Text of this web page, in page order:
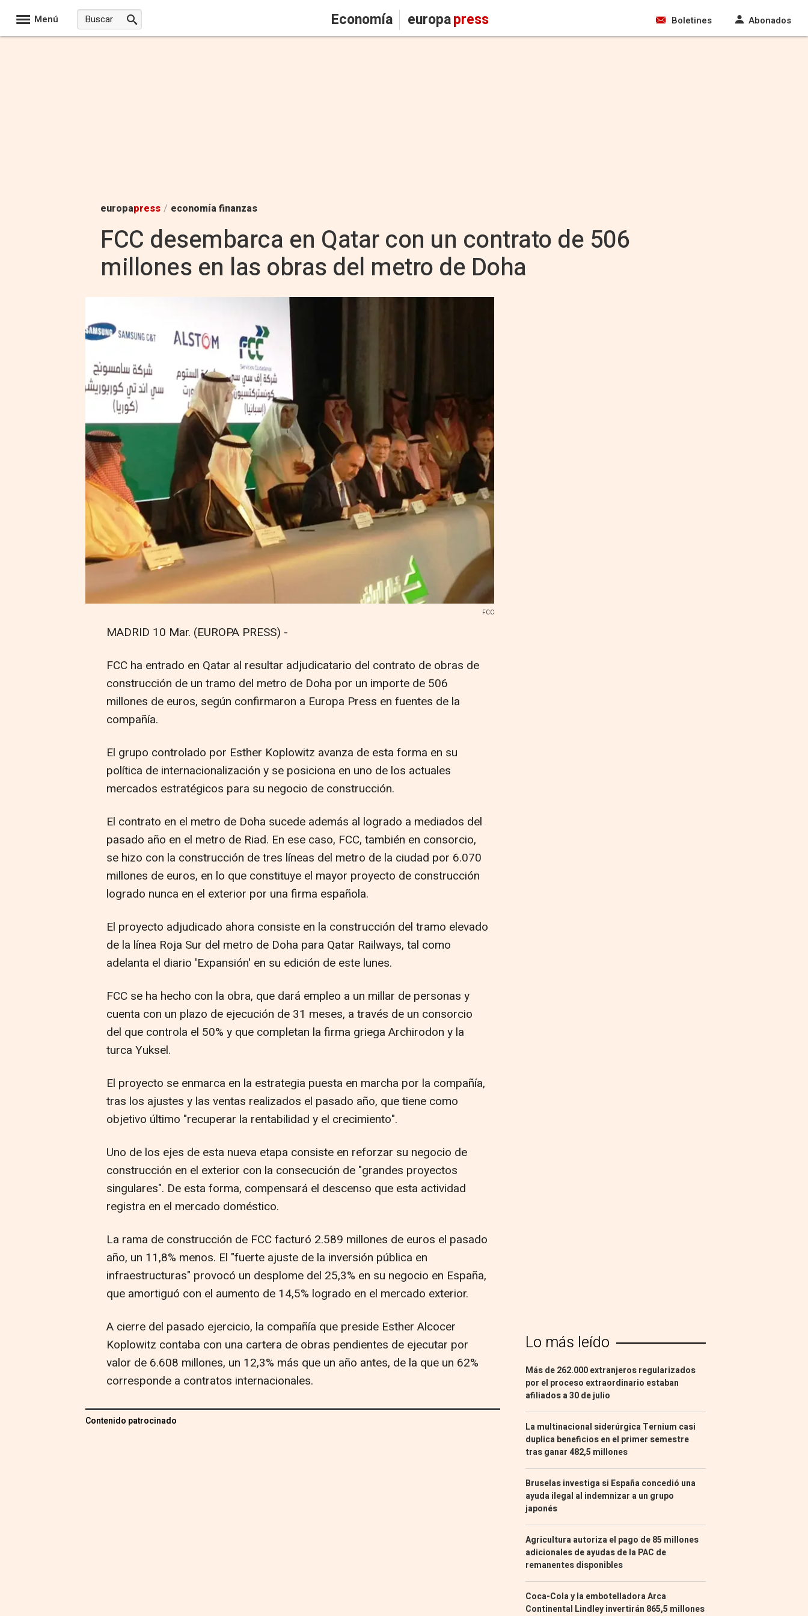
Menú Economía europapress Boletines Abonados
europapress / economía finanzas
FCC desembarca en Qatar con un contrato de 506
millones en las obras del metro de Doha
FCC
MADRID 10 Mar. (EUROPA PRESS) -
FCC ha entrado en Qatar al resultar adjudicatario del contrato de obras de
construcción de un tramo del metro de Doha por un importe de 506
millones de euros, según confirmaron a Europa Press en fuentes de la
compañía.
El grupo controlado por Esther Koplowitz avanza de esta forma en su
política de internacionalización y se posiciona en uno de los actuales
mercados estratégicos para su negocio de construcción.
El contrato en el metro de Doha sucede además al logrado a mediados del
pasado año en el metro de Riad. En ese caso, FCC, también en consorcio,
se hizo con la construcción de tres líneas del metro de la ciudad por 6.070
millones de euros, en lo que constituye el mayor proyecto de construcción
logrado nunca en el exterior por una firma española.
El proyecto adjudicado ahora consiste en la construcción del tramo elevado
de la línea Roja Sur del metro de Doha para Qatar Railways, tal como
adelanta el diario 'Expansión' en su edición de este lunes.
FCC se ha hecho con la obra, que dará empleo a un millar de personas y
cuenta con un plazo de ejecución de 31 meses, a través de un consorcio
del que controla el 50% y que completan la firma griega Archirodon y la
turca Yuksel.
El proyecto se enmarca en la estrategia puesta en marcha por la compañía,
tras los ajustes y las ventas realizados el pasado año, que tiene como
objetivo último "recuperar la rentabilidad y el crecimiento".
Uno de los ejes de esta nueva etapa consiste en reforzar su negocio de
construcción en el exterior con la consecución de "grandes proyectos
singulares". De esta forma, compensará el descenso que esta actividad
registra en el mercado doméstico.
La rama de construcción de FCC facturó 2.589 millones de euros el pasado
año, un 11,8% menos. El "fuerte ajuste de la inversión pública en
infraestructuras" provocó un desplome del 25,3% en su negocio en España,
que amortiguó con el aumento de 14,5% logrado en el mercado exterior.
A cierre del pasado ejercicio, la compañía que preside Esther Alcocer
Koplowitz contaba con una cartera de obras pendientes de ejecutar por
valor de 6.608 millones, un 12,3% más que un año antes, de la que un 62%
corresponde a contratos internacionales.
Contenido patrocinado
Lo más leído
Más de 262.000 extranjeros regularizados
por el proceso extraordinario estaban
afiliados a 30 de julio
La multinacional siderúrgica Ternium casi
duplica beneficios en el primer semestre
tras ganar 482,5 millones
Bruselas investiga si España concedió una
ayuda ilegal al indemnizar a un grupo
japonés
Agricultura autoriza el pago de 85 millones
adicionales de ayudas de la PAC de
remanentes disponibles
Coca-Cola y la embotelladora Arca
Continental Lindley invertirán 865,5 millones